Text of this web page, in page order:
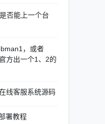
否能上一个台
，或者
方出一个1、2的
线客服系统源码
署教程